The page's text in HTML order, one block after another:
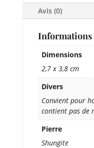
Avis (0)
Informations
Dimensions
2,7 x 3,8 cm
Divers
Convient pour
contient pas de
Pierre
Shungite